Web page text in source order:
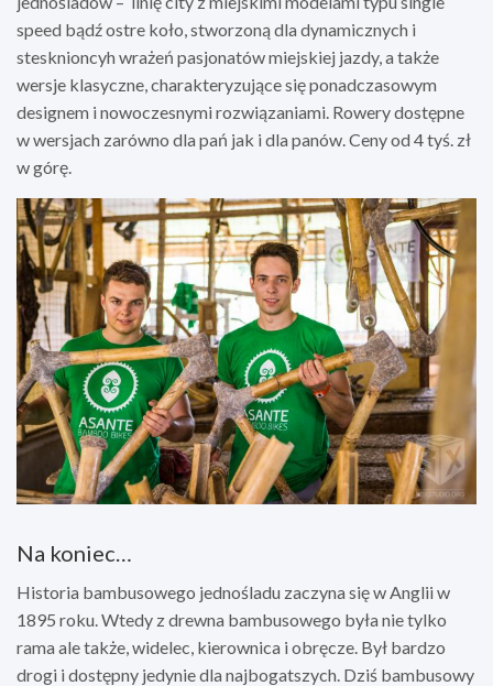
speed bądź ostre koło, stworzoną dla dynamicznych i
stesknioncyh wrażeń pasjonatów miejskiej jazdy, a także
wersje klasyczne, charakteryzujące się ponadczasowym
designem i nowoczesnymi rozwiązaniami. Rowery dostępne
w wersjach zarówno dla pań jak i dla panów. Ceny od 4 tyś. zł
w górę.
Na koniec…
Historia bambusowego jednośladu zaczyna się w Anglii w
1895 roku. Wtedy z drewna bambusowego była nie tylko
rama ale także, widelec, kierownica i obręcze. Był bardzo
drogi i dostępny jedynie dla najbogatszych. Dziś bambusowy